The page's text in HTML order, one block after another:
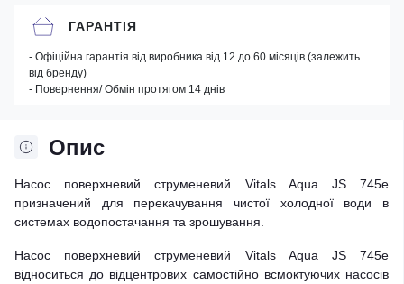
Опис
Насос поверхневий струменевий Vitals Aqua JS 745e
призначений для перекачування чистої холодної води в
системах водопостачання та зрошування.
Насос поверхневий струменевий Vitals Aqua JS 745e
відноситься до відцентрових самостійно всмоктуючих насосів
ГАРАНТІЯ
- Офіційна гарантія від виробника від 12 до 60 місяців (залежить
від бренду)
- Повернення/ Обмін протягом 14 днів